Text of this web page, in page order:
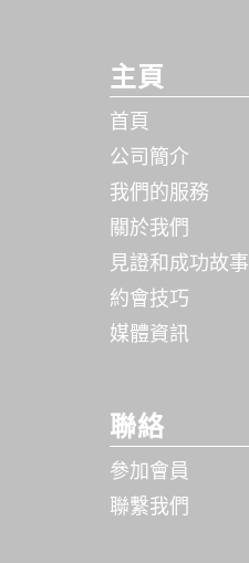
主頁
首頁
公司簡介
我們的服務
關於我們
見證和成功故事
約會技巧
媒體資訊
聯絡
參加會員
聯繫我們